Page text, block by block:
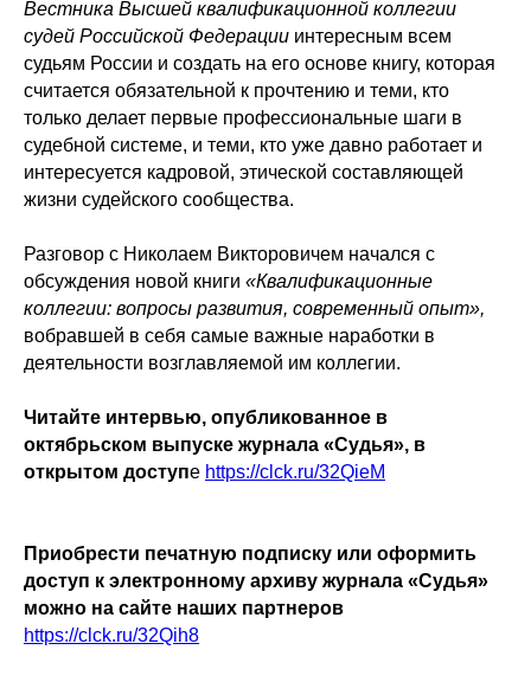
Вестника Высшей квалификационной коллегии
судей Российской Федерации интересным всем
судьям России и создать на его основе книгу, которая
считается обязательной к прочтению и теми, кто
только делает первые профессиональные шаги в
судебной системе, и теми, кто уже давно работает и
интересуется кадровой, этической составляющей
жизни судейского сообщества.
Разговор с Николаем Викторовичем начался с
обсуждения новой книги «Квалификационные
коллегии: вопросы развития, современный опыт»,
вобравшей в себя самые важные наработки в
деятельности возглавляемой им коллегии.
Читайте интервью, опубликованное в
октябрьском выпуске журнала «Судья», в
открытом доступе https://clck.ru/32QieM
Приобрести печатную подписку или оформить
доступ к электронному архиву журнала «Судья»
можно на сайте наших партнеров
https://clck.ru/32Qih8